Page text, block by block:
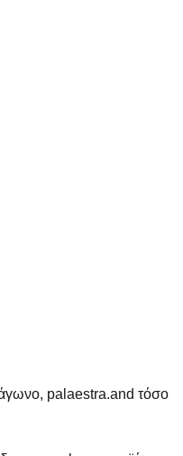
palaestra.and τόσο